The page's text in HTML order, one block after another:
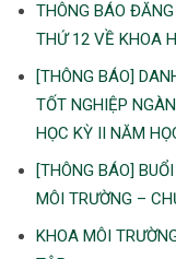
THÔNG BÁO
THỨ 12 VỀ KHOA
[THÔNG BÁO]
TỐT NGHIỆP
HỌC KỲ II NĂM
[THÔNG BÁO]
MÔI TRƯỜNG –
KHOA MÔI